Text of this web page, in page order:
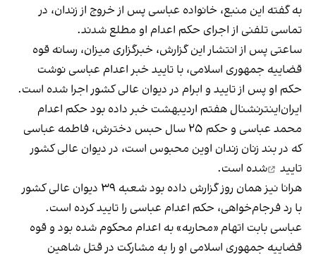
به گفته این منبع، خانواده عباسی پس از خروج از زندان، در
تماسی تلفنی از اجرای حکم اعدام او مطلع شدند.
ساعتی پس از انتشار این گزارش، خبرگزاری میزان، رسانه قوه
قضاییه جمهوری اسلامی، با تایید خبر اعدام عباسی نوشت
حکم او پس از تایید و ابرام در دیوان عالی کشور اجرا شده است.
ایران‌اینترنشنال هفتم اردیبهشت خبر داده بود حکم اعدام
محمد عباسی و حکم ۲۵ سال حبس دخترش، فاطمه عباسی
که در بند زنان زندان اوین محبوس است، در دیوان عالی کشور
تایید
شده است.
هرانا نیز همان روز گزارش داده بود شعبه ۳۹ دیوان عالی کشور
با رد فرجام‌خواهی، حکم اعدام عباسی را تایید کرده است.
عباسی بابت اتهام «محاربه» به اعدام محکوم شده بود و قوه
قضاییه جمهوری اسلامی او را به مشارکت در قتل شاهین